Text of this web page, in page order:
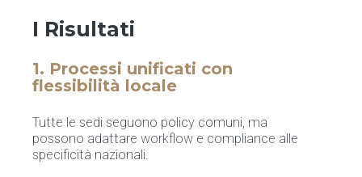
I Risultati
1. Processi unificati con
flessibilità locale
Tutte le sedi seguono policy comuni, ma
possono adattare workflow e compliance alle
specificità nazionali.